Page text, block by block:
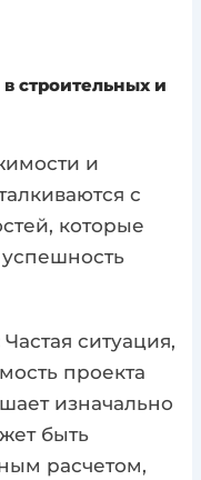
строительных и
и
с
которые
успешность
Частая ситуация,
проекта
изначально
быть
расчетом,